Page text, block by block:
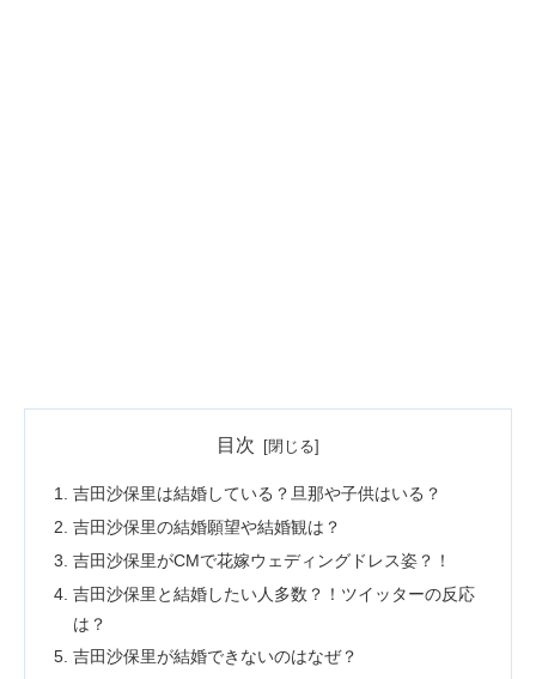
目次
吉田沙保里は結婚している？旦那や子供はいる？
吉田沙保里の結婚願望や結婚観は？
吉田沙保里がCMで花嫁ウェディングドレス姿？！
吉田沙保里と結婚したい人多数？！ツイッターの反応
は？
吉田沙保里が結婚できないのはなぜ？